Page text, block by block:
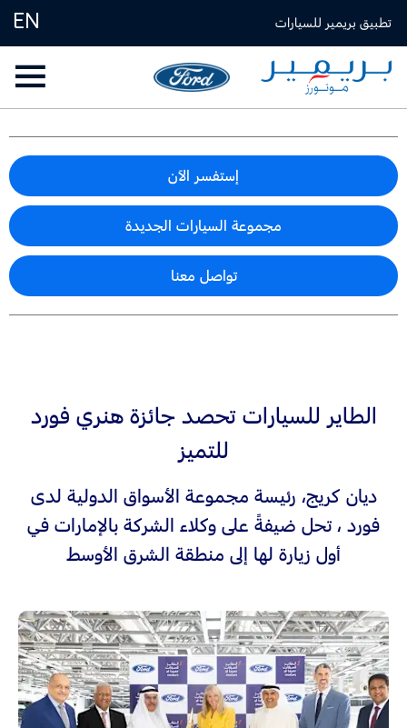
EN تطبيق بريمير للسيارات
إستفسر الآن
مجموعة السيارات الجديدة
تواصل معنا
الطاير للسيارات تحصد جائزة هنري فورد
للتميز
ديان كريج، رئيسة مجموعة الأسواق الدولية لدى
فورد ، تحل ضيفةً على وكلاء الشركة بالإمارات في
أول زيارة لها إلى منطقة الشرق الأوسط